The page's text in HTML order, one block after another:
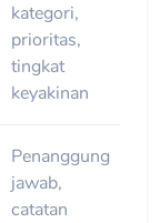
kategori,
prioritas,
tingkat
keyakinan
Penanggung
jawab,
catatan